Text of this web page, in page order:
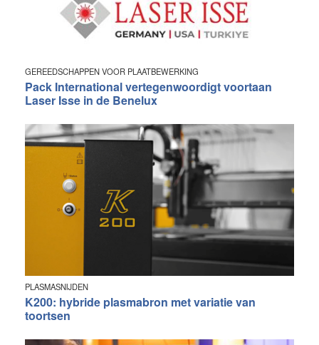
GEREEDSCHAPPEN VOOR PLAATBEWERKING
Pack International vertegenwoordigt voortaan
Laser Isse in de Benelux
PLASMASNIJDEN
K200: hybride plasmabron met variatie van
toortsen